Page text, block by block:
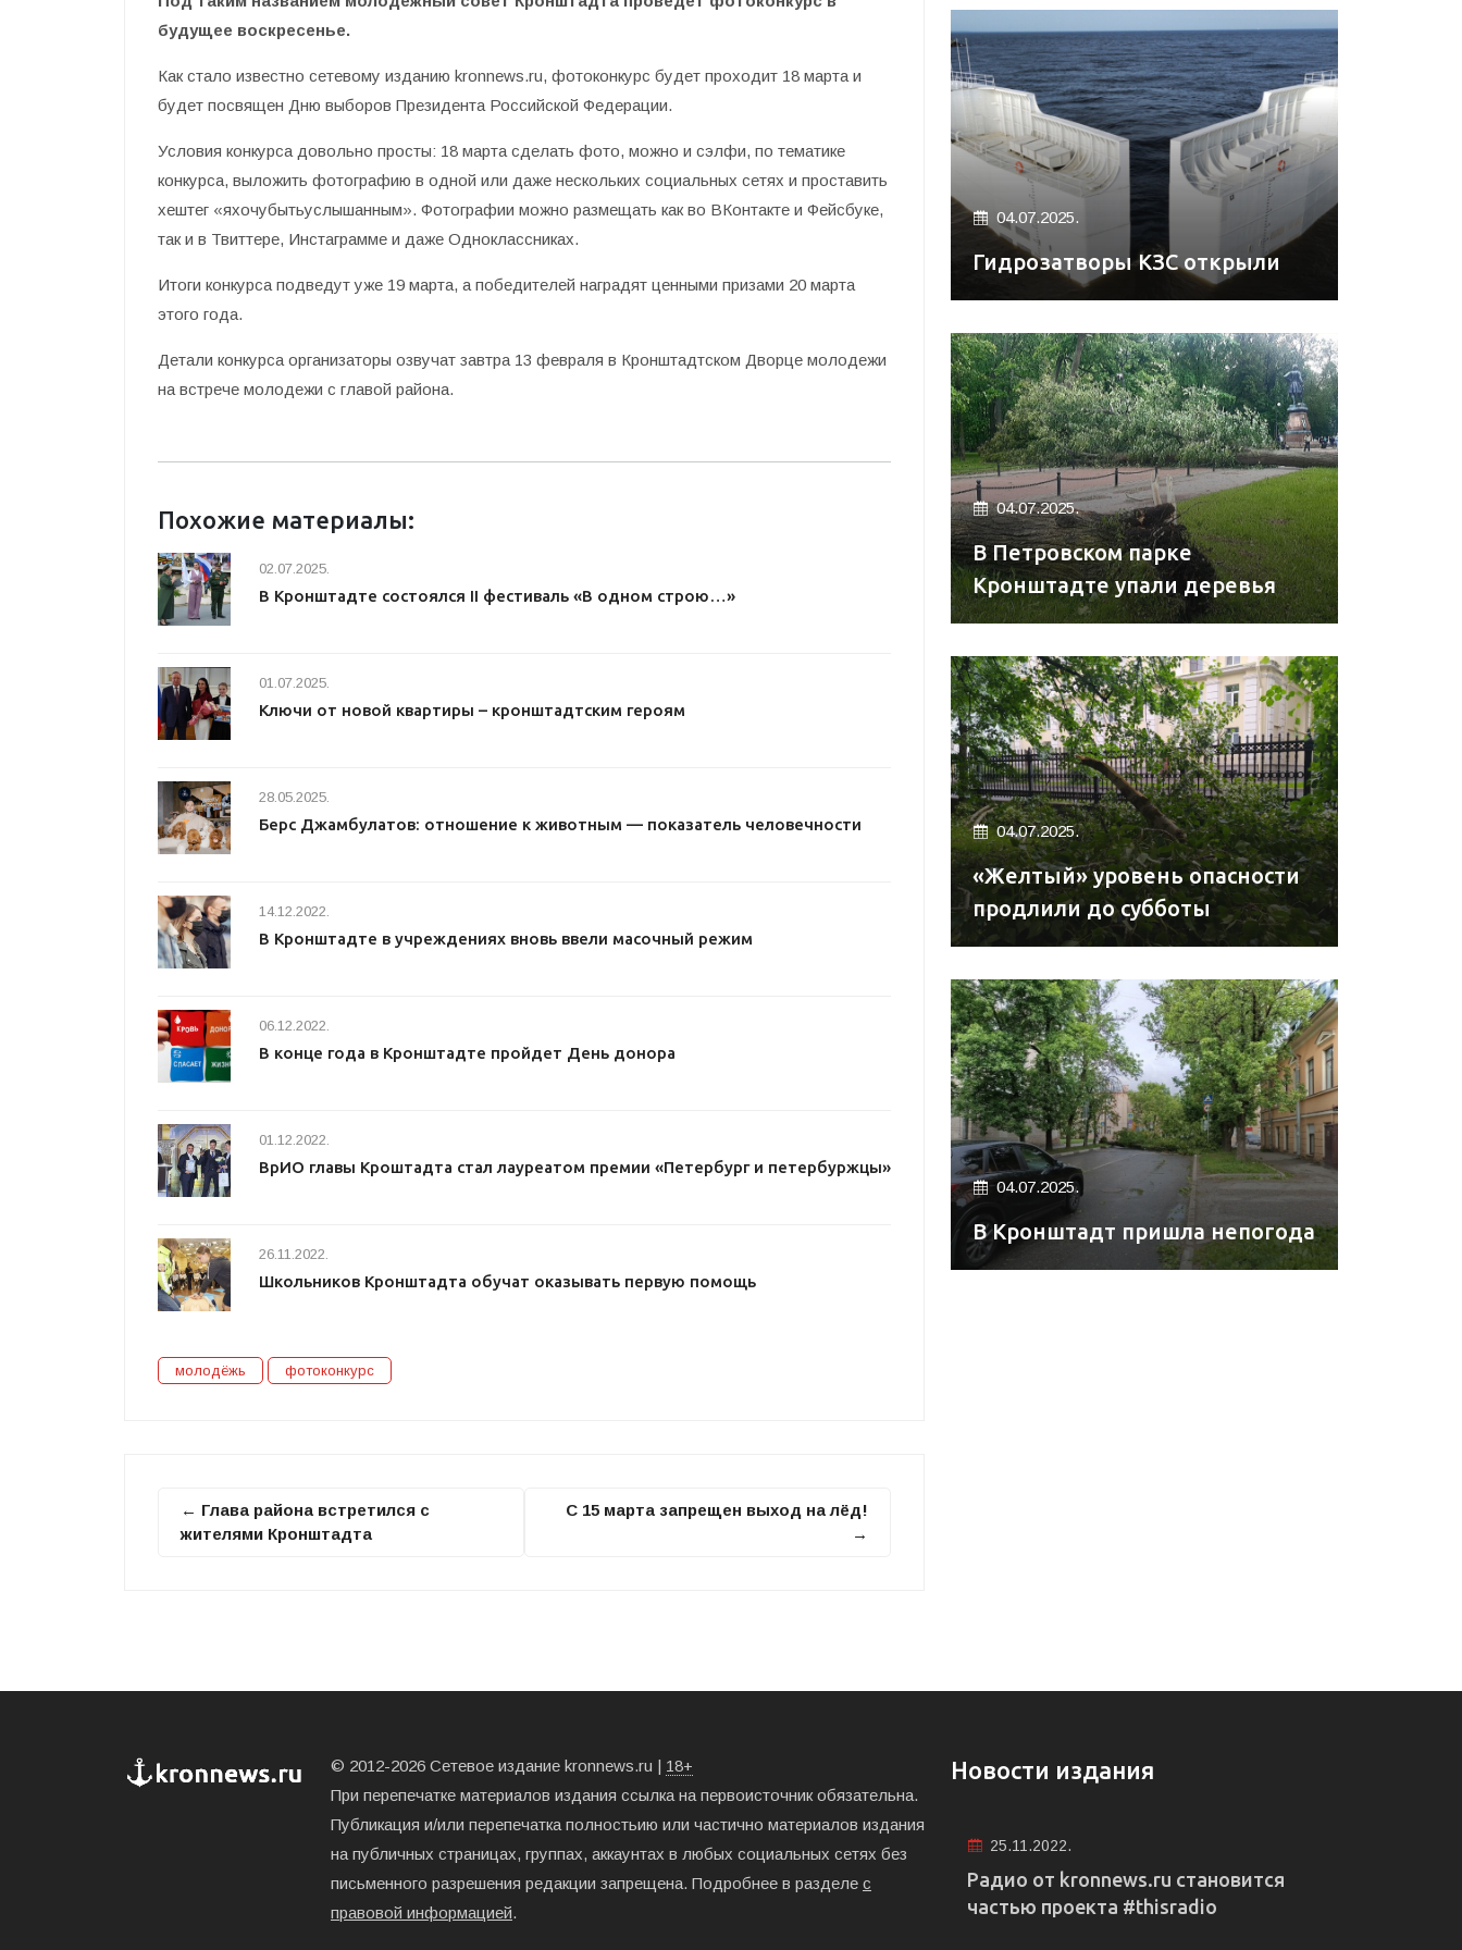
будущее воскресенье.
Как стало известно сетевому изданию kronnews.ru, фотоконкурс будет проходит 18 марта и
будет посвящен Дню выборов Президента Российской Федерации.
Условия конкурса довольно просты: 18 марта сделать фото, можно и сэлфи, по тематике
конкурса, выложить фотографию в одной или даже нескольких социальных сетях и проставить
хештег «яхочубытьуслышанным». Фотографии можно размещать как во ВКонтакте и Фейсбуке,
так и в Твиттере, Инстаграмме и даже Одноклассниках.
Итоги конкурса подведут уже 19 марта, а победителей наградят ценными призами 20 марта
этого года.
Детали конкурса организаторы озвучат завтра 13 февраля в Кронштадтском Дворце молодежи
на встрече молодежи с главой района.
Похожие материалы:
02.07.2025.
В Кронштадте состоялся II фестиваль «В одном строю…»
01.07.2025.
Ключи от новой квартиры – кронштадтским героям
28.05.2025.
Берс Джамбулатов: отношение к животным — показатель человечности
14.12.2022.
В Кронштадте в учреждениях вновь ввели масочный режим
06.12.2022.
В конце года в Кронштадте пройдет День донора
01.12.2022.
ВрИО главы Кроштадта стал лауреатом премии «Петербург и петербуржцы»
26.11.2022.
Школьников Кронштадта обучат оказывать первую помощь
молодёжь фотоконкурс
← Глава района встретился с
жителями Кронштадта
С 15 марта запрещен выход на лёд!
→
04.07.2025.
Гидрозатворы КЗС открыли
04.07.2025.
В Петровском парке
Кронштадте упали деревья
04.07.2025.
«Желтый» уровень опасности
продлили до субботы
04.07.2025.
В Кронштадт пришла непогода
© 2012-2026 Сетевое издание kronnews.ru | 18+
При перепечатке материалов издания ссылка на первоисточник обязательна.
Публикация и/или перепечатка полностьию или частично материалов издания
на публичных страницах, группах, аккаунтах в любых социальных сетях без
письменного разрешения редакции запрещена. Подробнее в разделе с
правовой информацией.
Новости издания
25.11.2022.
Радио от kronnews.ru становится
частью проекта #thisradio